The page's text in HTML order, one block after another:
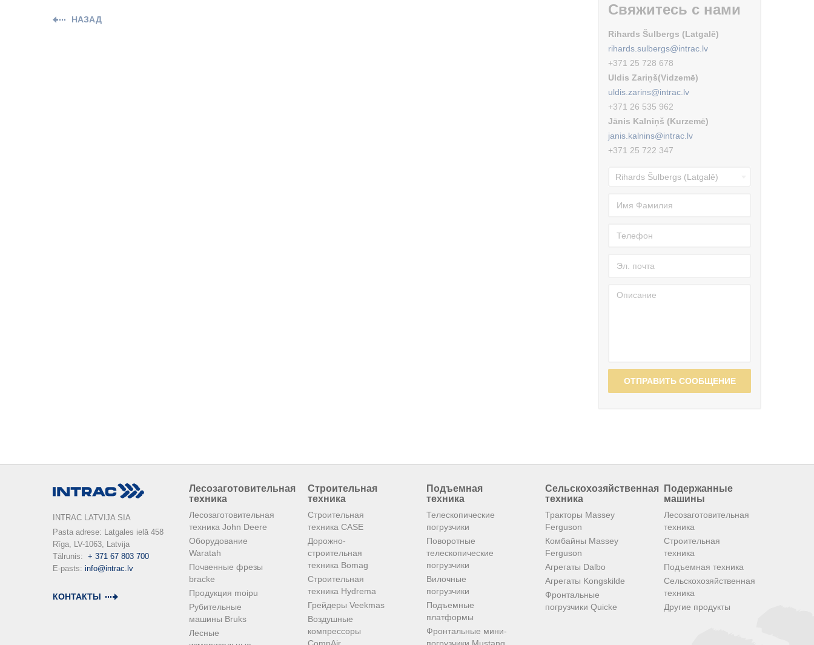
НАЗАД
Свяжитесь с нами
Rihards Šulbergs (Latgalē)
rihards.sulbergs@intrac.lv
+371 25 728 678
Uldis Zariņš(Vidzemē)
uldis.zarins@intrac.lv
+371 26 535 962
Jānis Kalniņš (Kurzemē)
janis.kalnins@intrac.lv
+371 25 722 347
ОТПРАВИТЬ СООБЩЕНИЕ
INTRAC LATVIJA SIA
Pasta adrese: Latgales ielā 458
Rīga, LV-1063, Latvija
Tālrunis: + 371 67 803 700
E-pasts: info@intrac.lv
КОНТАКТЫ
Лесозаготовительная
техника
Лесозаготовительная
техника John Deere
Оборудование
Waratah
Почвенные фрезы
bracke
Продукция moipu
Рубительные
машины Bruks
Лесные
Строительная
техника
Строительная
техника CASE
Дорожно-
строительная
техника Bomag
Строительная
техника Hydrema
Грейдеры Veekmas
Воздушные
компрессоры
Подъемная
техника
Телескопические
погрузчики
Поворотные
телескопические
погрузчики
Вилочные
погрузчики
Подъемные
платформы
Фронтальные мини-
Сельскохозяйственная
техника
Тракторы Massey
Ferguson
Комбайны Massey
Ferguson
Агрегаты Dalbo
Агрегаты Kongskilde
Фронтальные
погрузчики Quicke
Подержанные
машины
Лесозаготовительная
техника
Строительная
техника
Подъемная техника
Сельскохозяйственная
техника
Другие продукты